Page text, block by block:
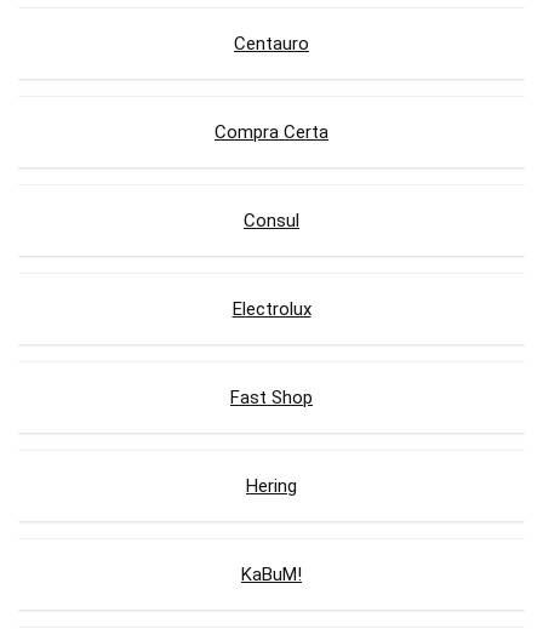
Centauro
Compra Certa
Consul
Electrolux
Fast Shop
Hering
KaBuM!